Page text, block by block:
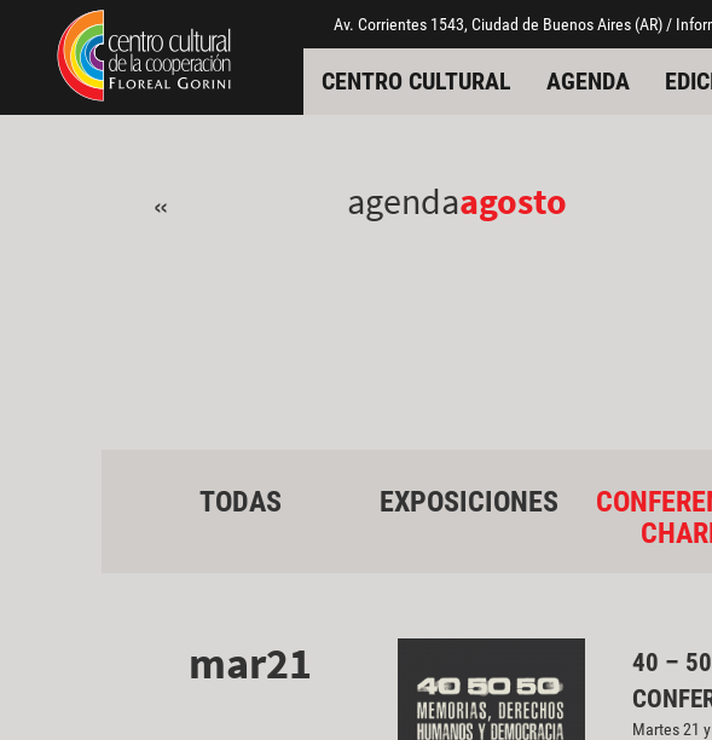
Pasar al contenido principal
Jump to main content Av. Corrientes 1543, Ciudad de Buenos Aires (AR) /
CENTRO CULTURAL AGENDA
« agendaagosto
TODAS EXPOSICIONES
mar21
40 –
Martes 21